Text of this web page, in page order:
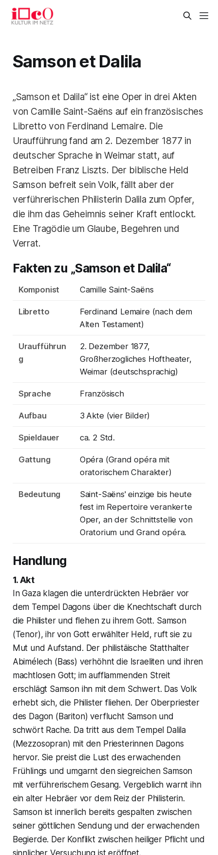
Samson et Dalila
„Samson et Dalila“ ist eine Oper in drei Akten
von Camille Saint-Saëns auf ein französisches
Libretto von Ferdinand Lemaire. Die
Uraufführung fand am 2. Dezember 1877 in
deutscher Sprache in Weimar statt, auf
Betreiben Franz Liszts. Der biblische Held
Samson befreit sein Volk, fällt aber der
verführerischen Philisterin Dalila zum Opfer,
die ihm das Geheimnis seiner Kraft entlockt.
Eine Tragödie um Glaube, Begehren und
Verrat.
Fakten zu „Samson et Dalila“
Komponist Camille Saint-Saëns
Libretto
Ferdinand Lemaire (nach dem
Alten Testament)
Uraufführun
g
2. Dezember 1877,
Großherzogliches Hoftheater,
Weimar (deutschsprachig)
Sprache Französisch
Aufbau 3 Akte (vier Bilder)
Spieldauer ca. 2 Std.
Gattung
Opéra (Grand opéra mit
oratorischem Charakter)
Bedeutung
Saint-Saëns' einzige bis heute
fest im Repertoire verankerte
Oper, an der Schnittstelle von
Oratorium und Grand opéra.
Handlung
1. Akt
In Gaza klagen die unterdrückten Hebräer vor
dem Tempel Dagons über die Knechtschaft durch
die Philister und flehen zu ihrem Gott. Samson
(Tenor), ihr von Gott erwählter Held, ruft sie zu
Mut und Aufstand. Der philistäische Statthalter
Abimélech (Bass) verhöhnt die Israeliten und ihren
machtlosen Gott; im aufflammenden Streit
erschlägt Samson ihn mit dem Schwert. Das Volk
erhebt sich, die Philister fliehen. Der Oberpriester
des Dagon (Bariton) verflucht Samson und
schwört Rache. Da tritt aus dem Tempel Dalila
(Mezzosopran) mit den Priesterinnen Dagons
hervor. Sie preist die Lust des erwachenden
Frühlings und umgarnt den siegreichen Samson
mit verführerischem Gesang. Vergeblich warnt ihn
ein alter Hebräer vor dem Reiz der Philisterin.
Samson ist innerlich bereits gespalten zwischen
seiner göttlichen Sendung und der erwachenden
Begierde. Der Konflikt zwischen heiliger Pflicht und